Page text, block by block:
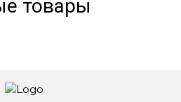
товары